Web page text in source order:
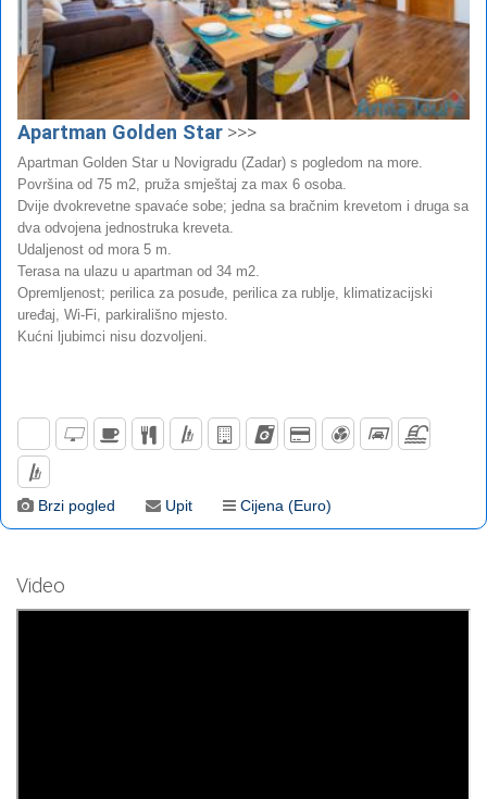
Apartman Golden Star >>>
Apartman Golden Star u Novigradu (Zadar) s pogledom na more.
Površina od 75 m2, pruža smještaj za max 6 osoba.
Dvije dvokrevetne spavaće sobe; jedna sa bračnim krevetom i druga sa
dva odvojena jednostruka kreveta.
Udaljenost od mora 5 m.
Terasa na ulazu u apartman od 34 m2.
Opremljenost; perilica za posuđe, perilica za rublje, klimatizacijski
uređaj, Wi-Fi, parkirališno mjesto.
Kućni ljubimci nisu dozvoljeni.
Brzi pogled Upit Cijena (Euro)
Video